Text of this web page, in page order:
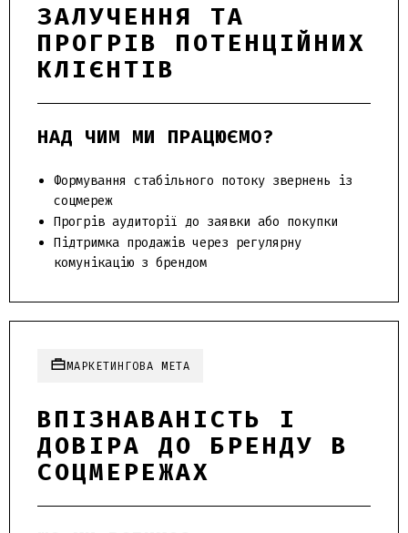
ЗАЛУЧЕННЯ ТА
ПРОГРІВ ПОТЕНЦІЙНИХ
КЛІЄНТІВ
НАД ЧИМ МИ ПРАЦЮЄМО?
Формування стабільного потоку звернень із
соцмереж
Прогрів аудиторії до заявки або покупки
Підтримка продажів через регулярну
комунікацію з брендом
МАРКЕТИНГОВА МЕТА
ВПІЗНАВАНІСТЬ І
ДОВІРА ДО БРЕНДУ В
СОЦМЕРЕЖАХ